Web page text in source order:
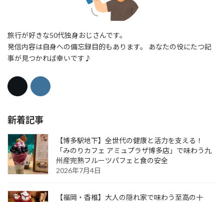
旅行が好きな50代独身おじさんです。
発信内容は自身への備忘録目的もあります。 あなたの役にたつ記
事が見つかれば幸いです♪
新着記事
【博多駅地下】全世代の健康と活力を支える！
「みのりカフェ アミュプラザ博多店」で味わう九
州産完熟フルーツパフェと食の安全
2026年7月4日
【福岡・香椎】大人の隠れ家で味わう至高の十